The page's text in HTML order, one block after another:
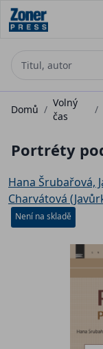
Domů /
Volný
čas
/
Portréty
Hana Šrubařová,
Charvátová
Není na skladě